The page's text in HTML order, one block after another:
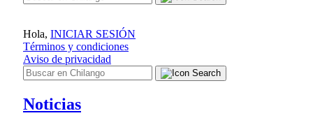
Hola, INICIAR SESIÓN
Términos y condiciones
Aviso de privacidad
Noticias